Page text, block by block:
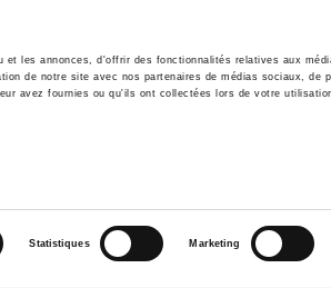
et les annonces, d'offrir des fonctionnalités relatives aux
de notre site avec nos partenaires de médias sociaux, de
avez fournies ou qu'ils ont collectées lors de votre
Statistiques Marketing
Histoire